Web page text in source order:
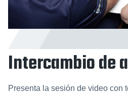
Intercambio de
Presenta la sesión de video con